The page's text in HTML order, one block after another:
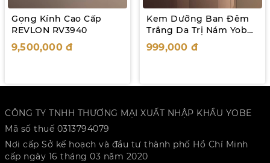
Gọng Kính Cao Cấp
REVLON RV3940
9,500,000 đ
Kem Dưỡng Ban Đêm
Trắng Da Trị Nám Yobe
Ultra Luminescent
Cream 50mL
999,000 đ
CÔNG TY TNHH THƯƠNG MẠI XUẤT NHẬP KHẨU YOBE
Mã số thuế 0313794079
Nơi cấp Sở kế hoạch và đầu tư thành phố Hồ Chí Minh
cấp ngày 16 tháng 03 năm 2020